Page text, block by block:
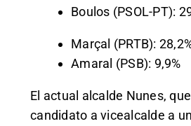
Boulos (PSOL-PT):
Marçal (PRTB):
Amaral (PSB): 9,9%
El actual alcalde Nunes,
candidato a vicealcalde a